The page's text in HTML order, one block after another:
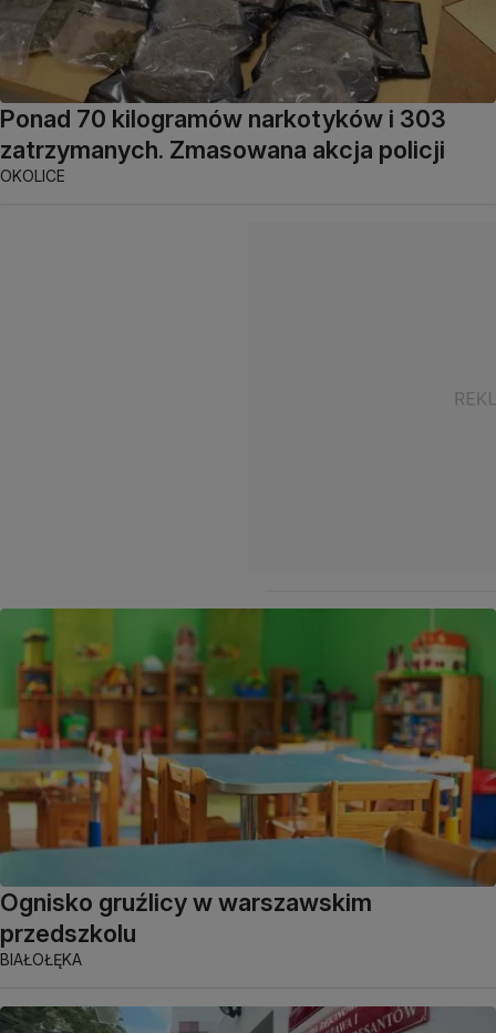
Ponad 70 kilogramów narkotyków i 303
zatrzymanych. Zmasowana akcja policji
OKOLICE
Ognisko gruźlicy w warszawskim
przedszkolu
BIAŁOŁĘKA